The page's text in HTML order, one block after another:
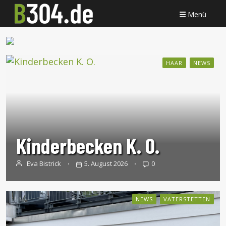
Menü
HAAR NEWS
Kinderbecken K. O.
Eva Bistrick 5. August 2026 0
NEWS VATERSTETTEN